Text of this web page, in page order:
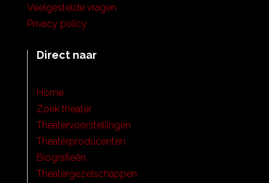
Veelgestelde vragen
Privacy policy
Direct naar
Home
Zoek theater
Theatervoorstellingen
Theaterproducenten
Biografieën
Theatergezelschappen